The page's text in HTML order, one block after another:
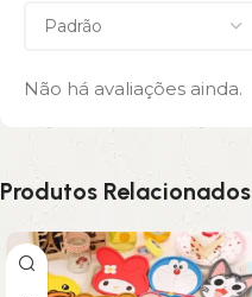
Não há avaliações ainda.
Produtos Relacionados